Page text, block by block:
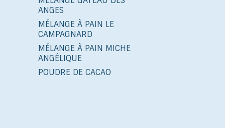
ANGES
MÉLANGE À PAIN LE
CAMPAGNARD
MÉLANGE À PAIN MICHE
ANGÉLIQUE
POUDRE DE CACAO